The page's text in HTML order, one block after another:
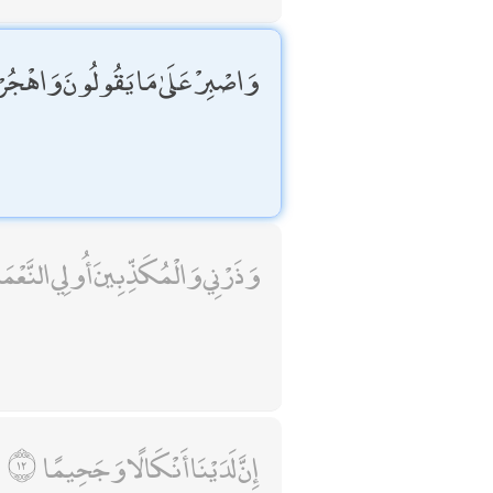
وَاصْبِرْ عَلَىٰ مَا يَقُولُونَ
وَذَرْنِي وَالْمُكَذِّبِينَ أُولِي
إِنَّ لَدَيْنَا أَنْكَالًا وَجَحِيمًا